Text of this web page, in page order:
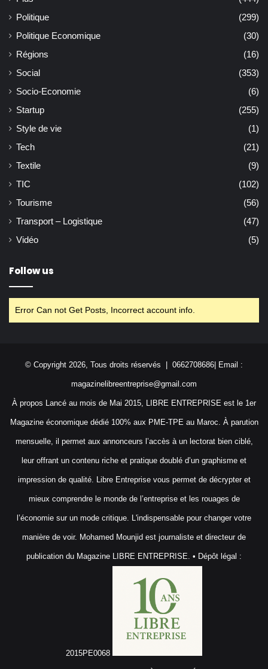
Politique
(299)
Politique Economique
(30)
Régions
(16)
Social
(353)
Socio-Economie
(6)
Startup
(255)
Style de vie
(1)
Tech
(21)
Textile
(9)
TIC
(102)
Tourisme
(56)
Transport – Logistique
(47)
Vidéo
(5)
Follow us
Error Can not Get Posts, Incorrect account info.
© Copyright 2026, Tous droits réservés | 0662708686| Email :
magazinelibreentreprise@gmail.com
À propos Lancé au mois de Mai 2015, LIBRE ENTREPRISE est le 1er
Magazine économique dédié 100% aux PME-TPE au Maroc. À parution
mensuelle, il permet aux annonceurs l’accès à un lectorat bien ciblé,
leur offrant un contenu riche et pratique doublé d’un graphisme et
impression de qualité. Libre Entreprise vous permet de décrypter et
mieux comprendre le monde de l’entreprise et les rouages de
l’économie sur un mode critique. L'indispensable pour changer votre
manière de voir. Mohamed Mounjid est journaliste et directeur de
publication du Magazine LIBRE ENTREPRISE. • Dépôt légal :
2015PE0068